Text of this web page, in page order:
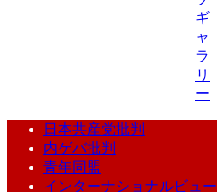
ギ
ャ
ラ
リ
ー
日本共産党批判
内ゲバ批判
青年同盟
インターナショナルビュー